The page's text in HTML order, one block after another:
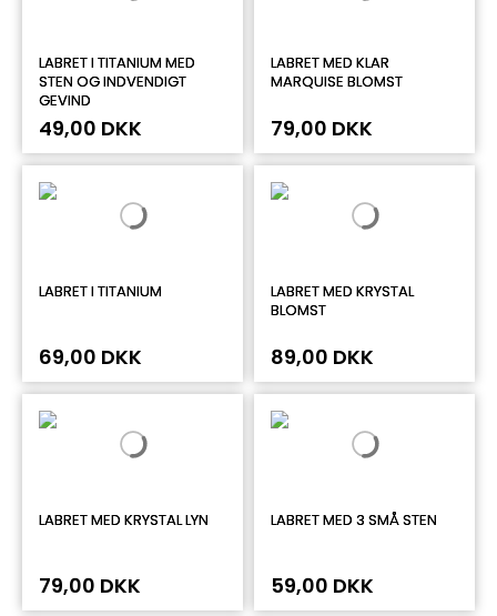
LABRET I TITANIUM MED
STEN OG INDVENDIGT
GEVIND
49,00 DKK
LABRET MED KLAR
MARQUISE BLOMST
79,00 DKK
LABRET I TITANIUM
69,00 DKK
LABRET MED KRYSTAL
BLOMST
89,00 DKK
LABRET MED KRYSTAL LYN
79,00 DKK
LABRET MED 3 SMÅ STEN
59,00 DKK